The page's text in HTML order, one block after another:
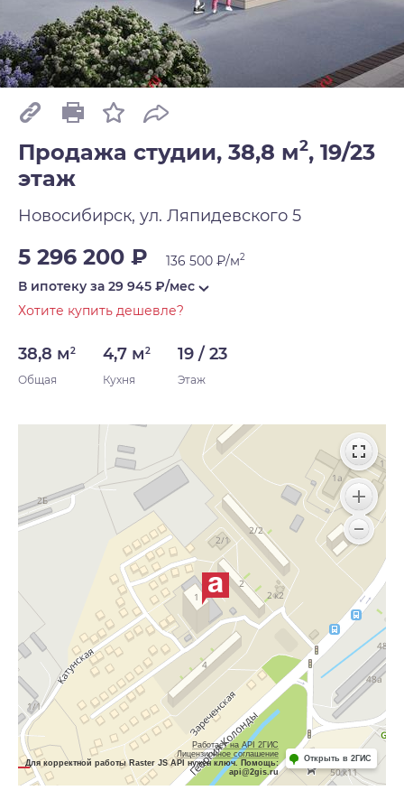
Продажа студии, 38,8 м2, 19/23
этаж
Новосибирск, ул. Ляпидевского 5
5 296 200 ₽ 136 500 ₽/м2
В ипотеку за 29 945 ₽/мес
Хотите купить дешевле?
38,8 м2
Общая
4,7 м2
Кухня
19 / 23
Этаж
Работает на API 2ГИС
Лицензионное соглашение
Для корректной работы Raster JS API нужен ключ. Помощь:
api@2gis.ru
Открыть в 2ГИС